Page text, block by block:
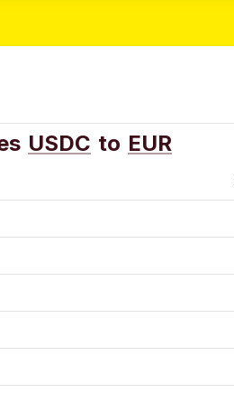
USDC to EUR